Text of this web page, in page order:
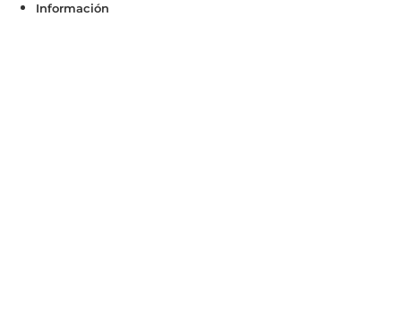
Información